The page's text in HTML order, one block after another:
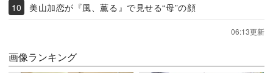
美山加恋が『風、薫る』で見せる“母”の顔
06:13更新
画像ランキング